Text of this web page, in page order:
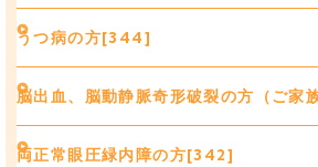
うつ病の方[344]
脳出血、脳動静脈奇形破裂の方（ご家
両正常眼圧緑内障の方[342]